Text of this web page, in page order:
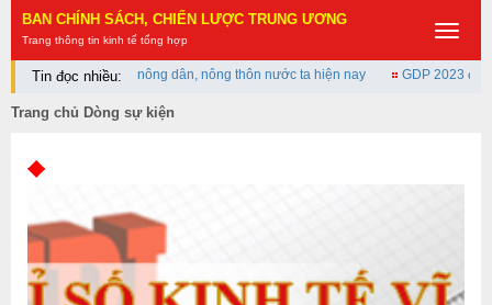
BAN CHÍNH SÁCH, CHIẾN LƯỢC TRUNG ƯƠNG
Trang thông tin kinh tế tổng hợp
Toggle
Tin đọc nhiều:
triển nông nghiệp, nông dân, nông thôn nước ta hiện nay GDP 2023 đạt
Trang chủ Dòng sự kiện